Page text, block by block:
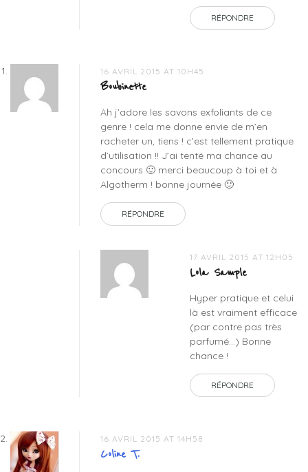
RÉPONDRE
16 AVRIL 2015 AT 10H45
Boubinette
Ah j’adore les savons exfoliants de ce
genre ! cela me donne envie de m’en
racheter un, tiens ! c’est tellement pratique
d’utilisation !! J’ai tenté ma chance au
concours 🙂 merci beaucoup à toi et à
Algotherm ! bonne journée 🙂
RÉPONDRE
17 AVRIL 2015 AT 12H05
Lola Sample
Hyper pratique et celui
là est vraiment efficace
(par contre pas très
parfumé…) Bonne
chance !
RÉPONDRE
16 AVRIL 2015 AT 14H58
Coline T.